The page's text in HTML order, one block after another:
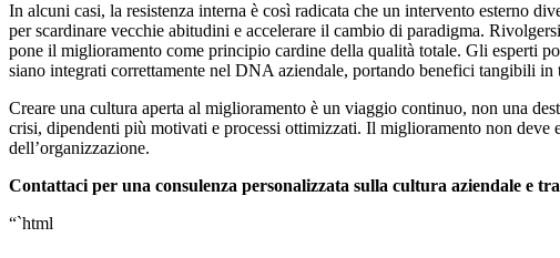
In alcuni casi, la resistenza interna è così radicata che un intervento esterno
per scardinare vecchie abitudini e accelerare il cambio di paradigma.
pone il miglioramento come principio cardine della qualità totale. Gli esperti
siano integrati correttamente nel DNA aziendale, portando benefici tangibili
Creare una cultura aperta al miglioramento è un viaggio continuo, non una
crisi, dipendenti più motivati e processi ottimizzati. Il miglioramento non deve
dell’organizzazione.
Contattaci per una consulenza personalizzata sulla cultura aziendale e
“`html